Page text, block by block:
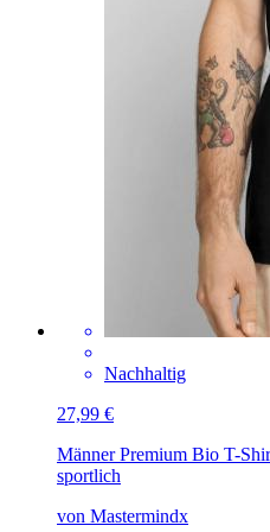
Nachhaltig
27,99 €
Männer Premium Bio T-
sportlich
von Mastermindx